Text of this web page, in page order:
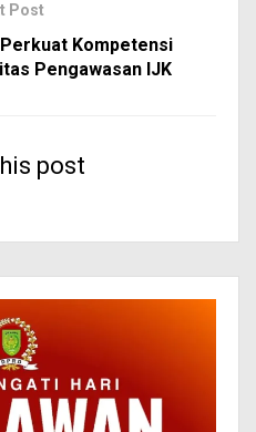
Post
Perkuat Kompetensi
Pengawasan IJK
post